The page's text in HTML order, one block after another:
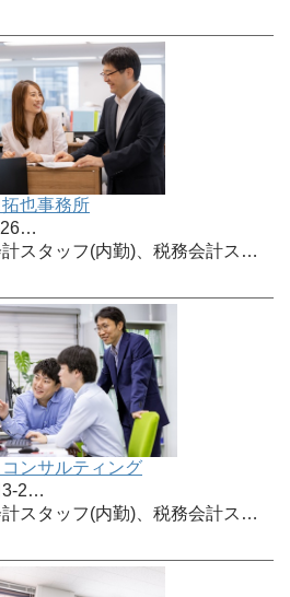
也事務所
26…
スタッフ(内勤)、税務会計ス…
ンサルティング
3-2…
スタッフ(内勤)、税務会計ス…